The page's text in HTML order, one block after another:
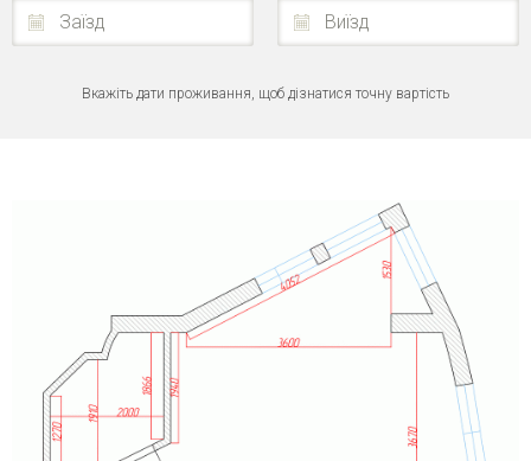
Заїзд Виїзд
Вкажіть дати проживання, щоб дізнатися точну вартість